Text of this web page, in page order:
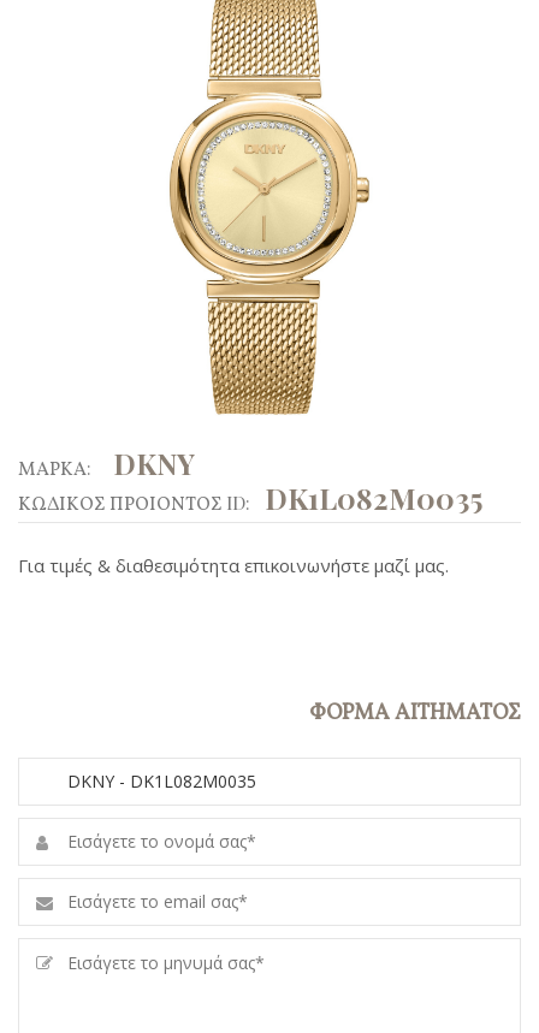
ΜΑΡΚΑ: DKNY
ΚΩΔΙΚΟΣ ΠΡΟΙΟΝΤΟΣ ID: DK1L082M0035
Για τιμές & διαθεσιμότητα επικοινωνήστε μαζί μας.
ΦΟΡΜΑ ΑΙΤΗΜΑΤΟΣ